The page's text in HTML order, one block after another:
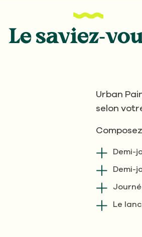
Le saviez-
Urban
selon
Demi-
Demi-
Le